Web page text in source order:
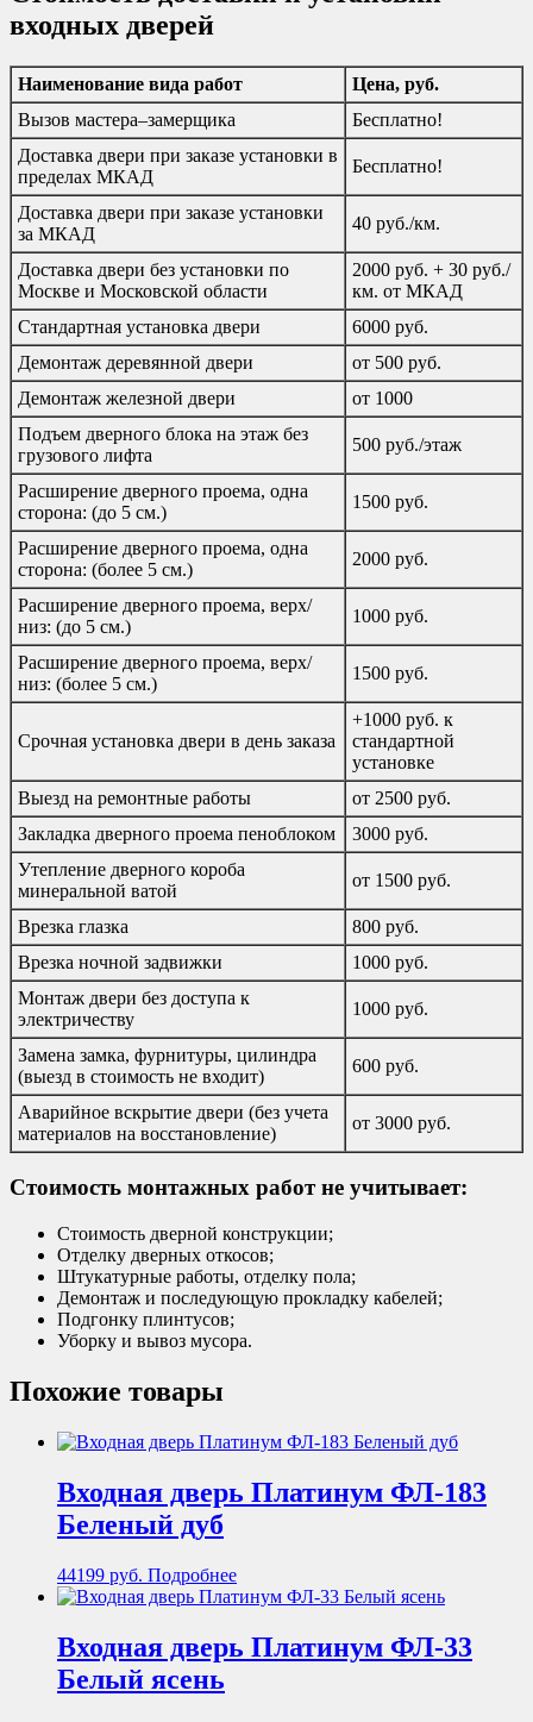
входных дверей
Наименование вида работ
Цена, руб.
Вызов мастера–замерщика
Бесплатно!
Доставка двери при заказе установки в
пределах МКАД
Бесплатно!
Доставка двери при заказе установки
за МКАД
40 руб./км.
Доставка двери без установки по
Москве и Московской области
2000 руб. + 30 руб./
км. от МКАД
Стандартная установка двери
6000 руб.
Демонтаж деревянной двери
от 500 руб.
Демонтаж железной двери
от 1000
Подъем дверного блока на этаж без
грузового лифта
500 руб./этаж
Расширение дверного проема, одна
сторона: (до 5 см.)
1500 руб.
Расширение дверного проема, одна
сторона: (более 5 см.)
2000 руб.
Расширение дверного проема, верх/
низ: (до 5 см.)
1000 руб.
Расширение дверного проема, верх/
низ: (более 5 см.)
1500 руб.
Срочная установка двери в день заказа
+1000 руб. к
стандартной
установке
Выезд на ремонтные работы
от 2500 руб.
Закладка дверного проема пеноблоком
3000 руб.
Утепление дверного короба
минеральной ватой
от 1500 руб.
Врезка глазка
800 руб.
Врезка ночной задвижки
1000 руб.
Монтаж двери без доступа к
электричеству
1000 руб.
Замена замка, фурнитуры, цилиндра
(выезд в стоимость не входит)
600 руб.
Аварийное вскрытие двери (без учета
материалов на восстановление)
от 3000 руб.
Стоимость монтажных работ не учитывает:
Стоимость дверной конструкции;
Отделку дверных откосов;
Штукатурные работы, отделку пола;
Демонтаж и последующую прокладку кабелей;
Подгонку плинтусов;
Уборку и вывоз мусора.
Похожие товары
Входная дверь Платинум ФЛ-183
Беленый дуб
44199 руб. Подробнее
Входная дверь Платинум ФЛ-33
Белый ясень